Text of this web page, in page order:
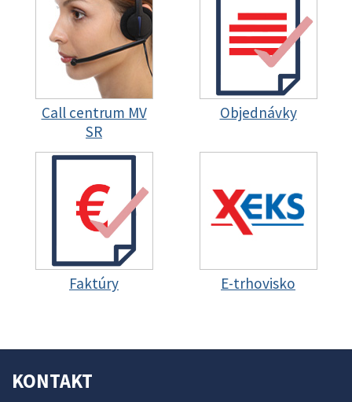
Call centrum MV
SR
Objednávky
Faktúry E-trhovisko
KONTAKT